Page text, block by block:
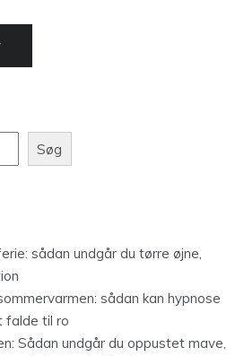
Søg
sådan undgår du tørre øjne,
sådan kan hypnose
falde til ro
Sådan undgår du oppustet mave,